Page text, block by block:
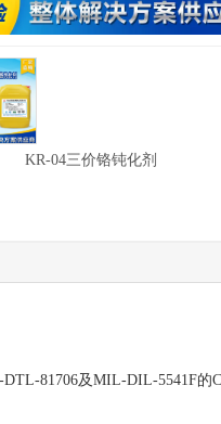
KR-04三价铬钝化剂
81706及MIL-DIL-5541F的